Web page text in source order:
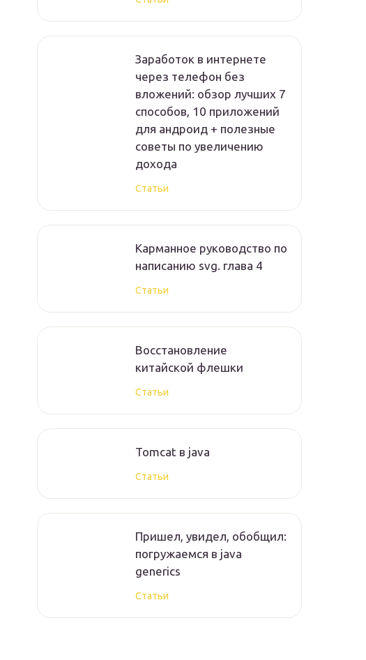
Заработок в интернете
через телефон без
вложений: обзор лучших 7
способов, 10 приложений
для андроид + полезные
советы по увеличению
дохода
Статьи
Карманное руководство по
написанию svg. глава 4
Статьи
Восстановление
китайской флешки
Статьи
Tomcat в java
Статьи
Пришел, увидел, обобщил:
погружаемся в java
generics
Статьи